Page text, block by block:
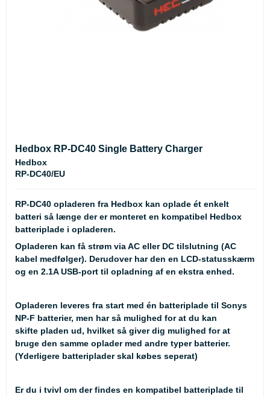
Hedbox RP-DC40 Single Battery Charger
Hedbox
RP-DC40/EU
RP-DC40 opladeren fra Hedbox kan oplade ét enkelt
batteri så længe der er monteret en kompatibel Hedbox
batteriplade i opladeren.
Opladeren kan få strøm via AC eller DC tilslutning (AC
kabel medfølger). Derudover har den en LCD-statusskærm
og en 2.1A USB-port til opladning af en ekstra enhed.
Opladeren leveres fra start med én batteriplade til Sonys
NP-F batterier, men har så mulighed for at du kan
skifte pladen ud, hvilket så giver dig mulighed for at
bruge den samme oplader med andre typer batterier.
(Yderligere batteriplader skal købes seperat)
Er du i tvivl om der findes en kompatibel batteriplade til